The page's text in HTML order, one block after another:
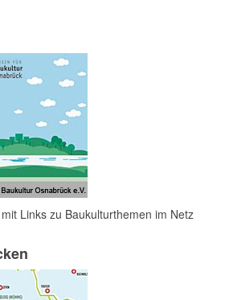
Links zu Baukulturthemen im Netz